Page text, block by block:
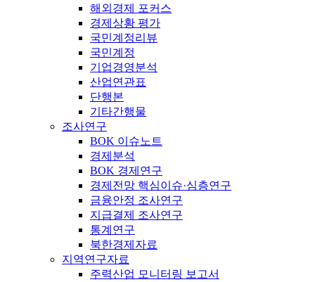
해외경제 포커스
경제상황 평가
국민계정리뷰
국민계정
기업경영분석
산업연관표
단행본
기타간행물
조사연구
BOK 이슈노트
경제분석
BOK 경제연구
경제전망 핵심이슈·심층연구
금융안정 조사연구
지급결제 조사연구
통계연구
북한경제자료
지역연구자료
주력산업 모니터링 보고서